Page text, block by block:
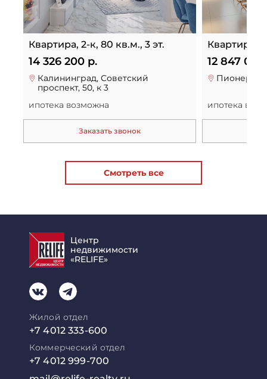
Квартира, 2-к, 80 кв.м., 3 эт.
14 326 200 р.
Калининград, Советский
проспект, 50, к 3
ипотека возможна
Заказать звонок
Квартира,
12 847
ипотека
Смотреть все
Центр
недвижимости
«RELIFE»
Жилой отдел
+7 4012 333-600
Коммерческий отдел
+7 4012 999-700